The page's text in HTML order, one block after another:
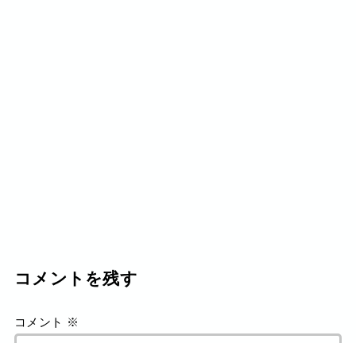
コメントを残す
コメント ※